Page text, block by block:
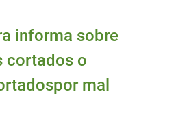
informa sobre
cortados o
mal